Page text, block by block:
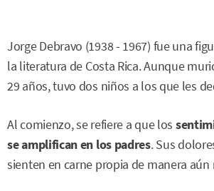
Jorge Debravo (1938 - 1967) fue una
la literatura de Costa Rica. Aunque
29 años, tuvo dos niños a los que les
Al comienzo, se refiere a que los
se amplifican en los padres. Sus
sienten en carne propia de manera aún